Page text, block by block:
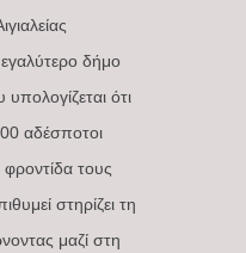
δήμο
ότι
αδέσποτοι
φροντίδα τους
στηρίζει τη
μαζί στη